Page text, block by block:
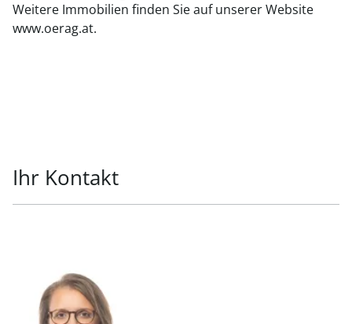
Weitere Immobilien finden Sie auf unserer Website
www.oerag.at.
Ihr Kontakt